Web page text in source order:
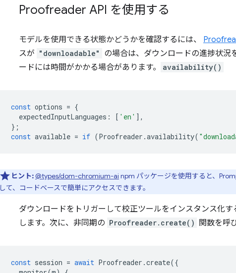
Proofreader API を使用する
モデルを使用できる状態かどうかを確認するには、
スが "downloadable"
の場合は、ダウンロードの進捗状況
ードには時間がかかる場合があります。
availability()
const options = {
expectedInputLanguages : [ 'en' ],
};
const available = if (Proofreader .availability(
ヒント:@types/dom-chromium-ai npm パッケージを使用すると、
して、コードベースで簡単にアクセスできます。
ダウンロードをトリガーして校正ツールをインスタンス化す
します。次に、非同期の Proofreader.create() 関数を呼
const session = await Proofreader .create({